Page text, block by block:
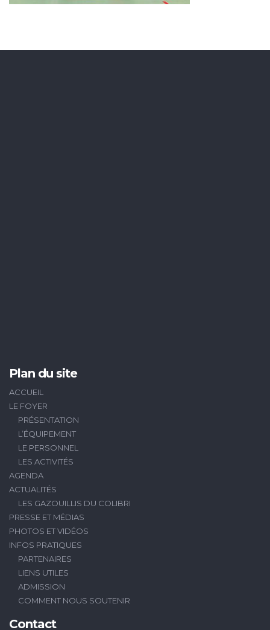
Plan du site
ACCUEIL
LE FOYER
PRÉSENTATION
L’ÉQUIPEMENT
LE PERSONNEL
LES ACTIVITÉS
AGENDA
ACTUALITÉS
LES GAZOUILLIS DU COLIBRI
PRESSE ET MÉDIAS
PHOTOS ET VIDÉOS
INFOS PRATIQUES
PARTENAIRES
LIENS UTILES
ADMISSION
COMMENT NOUS SOUTENIR
Contact